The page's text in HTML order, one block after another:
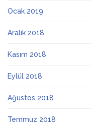
Ocak 2019
Aralık 2018
Kasım 2018
Eylül 2018
Ağustos 2018
Temmuz 2018